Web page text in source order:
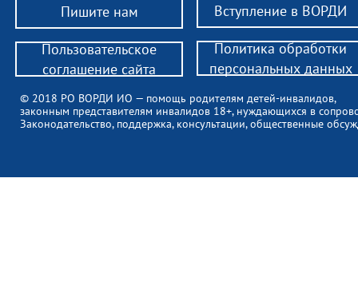
Пишите нам Вступление в ВОРДИ
© 2018 РО ВОРДИ ИО — помощь родителям детей-инвалидов,
законным представителям инвалидов 18+, нуждающихся в
Законодательство, поддержка, консультации, общественные
Пользовательское
соглашение сайта
Политика обработки
персональных данных